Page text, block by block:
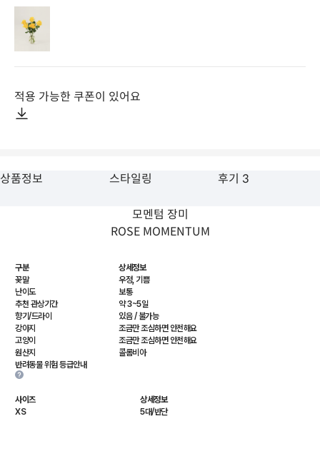
적용 가능한 쿠폰이 있어요
상품정보 스타일링 후기 3
모멘텀 장미
ROSE MOMENTUM
구분
상세정보
꽃말
우정, 기쁨
난이도
보통
추천 관상기간
약 3~5일
향기/드라이
있음 / 불가능
강아지
조금만 조심하면 안전해요
고양이
조금만 조심하면 안전해요
원산지
콜롬비아
반려동물 위험 등급안내
사이즈
상세정보
XS
5대/반단